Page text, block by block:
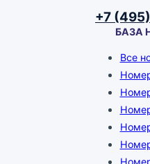
+7
БАЗА
Все